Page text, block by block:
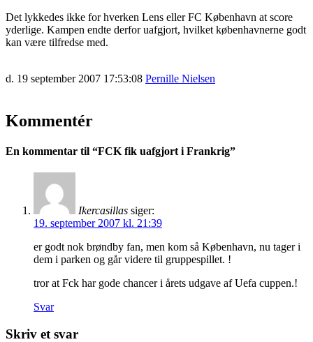
Det lykkedes ikke for hverken Lens eller FC København at score
yderlige. Kampen endte derfor uafgjort, hvilket københavnerne godt
kan være tilfredse med.
d. 19 september 2007 17:53:08 Pernille Nielsen
Kommentér
En kommentar til “FCK fik uafgjort i Frankrig”
Ikercasillas siger:
19. september 2007 kl. 21:39
er godt nok brøndby fan, men kom så København, nu tager i
dem i parken og går videre til gruppespillet. !
tror at Fck har gode chancer i årets udgave af Uefa cuppen.!
Svar
Skriv et svar